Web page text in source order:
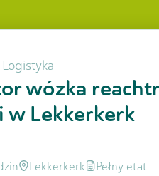
wózka
w Lekkerkerk
Lekkerkerk Pełny etat